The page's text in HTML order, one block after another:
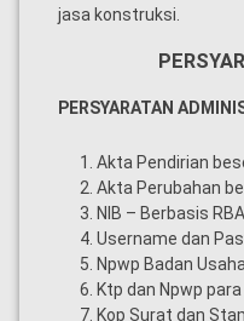
jasa konstruksi.
PERSYARATAN
Akta Pendirian
Akta Perubahan
NIB – Berbasis RBA
Username dan
Npwp Badan Usaha
Ktp dan Npwp
Kop Surat dan